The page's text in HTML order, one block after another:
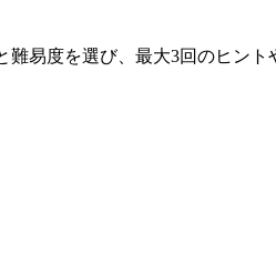
易度を選び、最大3回のヒント